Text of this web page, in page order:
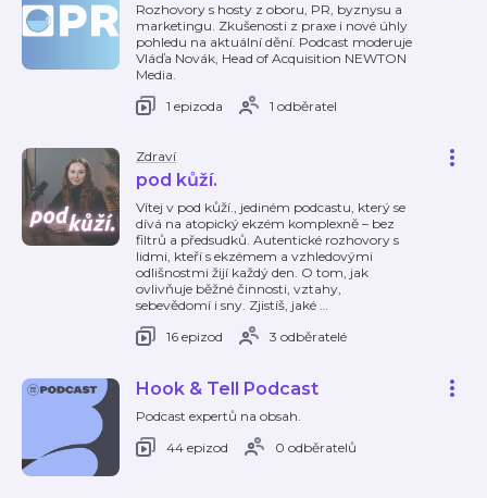
Rozhovory s hosty z oboru, PR, byznysu a
marketingu. Zkušenosti z praxe i nové úhly
pohledu na aktuální dění. Podcast moderuje
Vláďa Novák, Head of Acquisition NEWTON
Media.
1 epizoda
1 odběratel
Zdraví
pod kůží.
Vítej v pod kůží., jediném podcastu, který se
dívá na atopický ekzém komplexně – bez
filtrů a předsudků. Autentické rozhovory s
lidmi, kteří s ekzémem a vzhledovými
odlišnostmi žijí každý den. O tom, jak
ovlivňuje běžné činnosti, vztahy,
sebevědomí i sny. Zjistíš, jaké …
16 epizod
3 odběratelé
Hook & Tell Podcast
Podcast expertů na obsah.
44 epizod
0 odběratelů